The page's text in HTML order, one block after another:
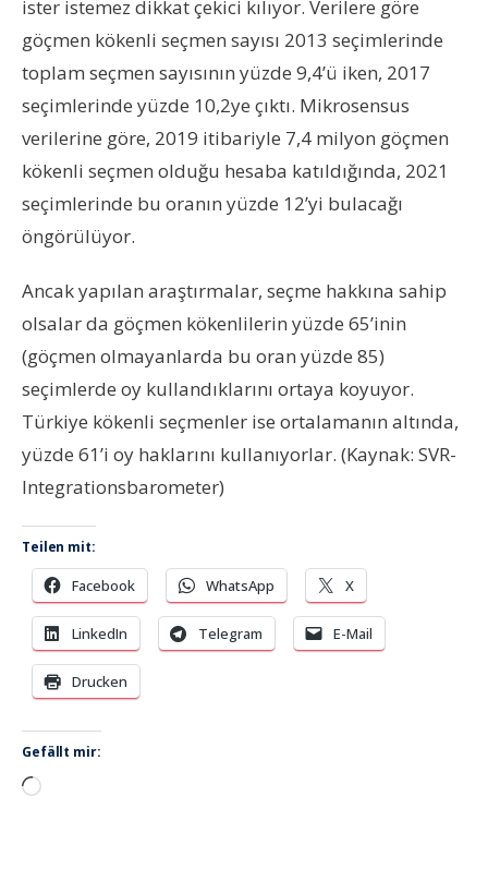
ister istemez dikkat çekici kılıyor. Verilere göre
göçmen kökenli seçmen sayısı 2013 seçimlerinde
toplam seçmen sayısının yüzde 9,4’ü iken, 2017
seçimlerinde yüzde 10,2ye çıktı. Mikrosensus
verilerine göre, 2019 itibariyle 7,4 milyon göçmen
kökenli seçmen olduğu hesaba katıldığında, 2021
seçimlerinde bu oranın yüzde 12’yi bulacağı
öngörülüyor.
Ancak yapılan araştırmalar, seçme hakkına sahip
olsalar da göçmen kökenlilerin yüzde 65’inin
(göçmen olmayanlarda bu oran yüzde 85)
seçimlerde oy kullandıklarını ortaya koyuyor.
Türkiye kökenli seçmenler ise ortalamanın altında,
yüzde 61’i oy haklarını kullanıyorlar. (Kaynak: SVR-
Integrationsbarometer)
Teilen mit:
Facebook WhatsApp X
LinkedIn Telegram E-Mail
Drucken
Gefällt mir:
Wird